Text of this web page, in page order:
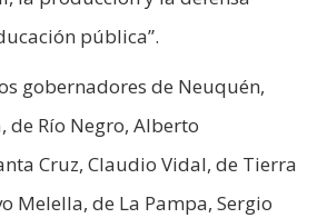
pública”.
gobernadores de Neuquén,
de Río Negro, Alberto
Cruz, Claudio Vidal, de Tierra
Melella, de La Pampa, Sergio